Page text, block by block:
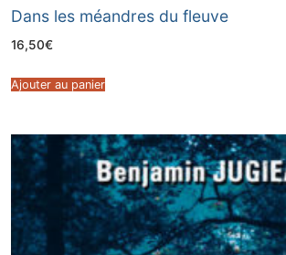
Dans les méandres du fleuve
16,50€
Ajouter au panier